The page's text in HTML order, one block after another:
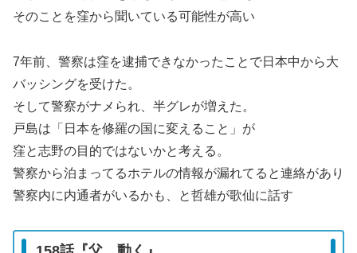
そのことを窪から聞いている可能性が高い
7年前、警察は窪を逮捕できなかったことで日本中から大
バッシングを受けた。
そして警察がナメられ、半グレが増えた。
戸島は「日本を修羅の国に変えること」が
窪と志野の目的ではないかと考える。
警察から泊まってるホテルの情報が漏れてると連絡があり
警察内に内通者がいるかも、と哲雄が歌仙に話す